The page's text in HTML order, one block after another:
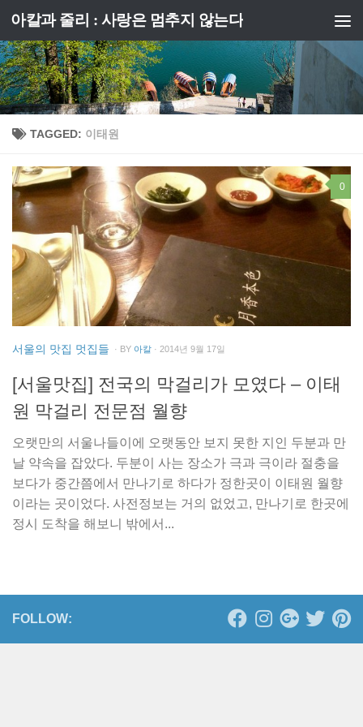
Skip to content
아칼과 줄리 : 사랑은 멈추지 않는다
TAGGED: 이태원
0
서울의 맛집 멋집들 · BY 아칼 · 2014년 9월 17일
[서울맛집] 전국의 막걸리가 모였다 – 이태
원 막걸리 전문점 월향
오랫만의 서울나들이에 오랫동안 보지 못한 지인 두분과 만
날 약속을 잡았다. 두분이 사는 장소가 극과 극이라 절충을
보다가 중간쯤에서 만나기로 하다가 정한곳이 이태원 월향
이라는 곳이었다. 사전정보는 거의 없었고, 만나기로 한곳에
정시 도착을 해보니 밖에서...
FOLLOW: